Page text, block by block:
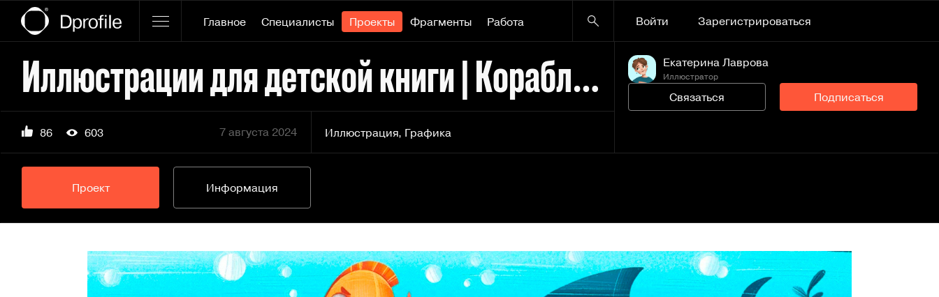
Главное Специалисты Проекты Фрагменты Работа Войти Зарегистрироваться
Иллюстрации для детской книги | Кораблик Крепыш
86 603 7 августа 2024 Иллюстрация, Графика
Екатерина Лаврова
Иллюстратор
Связаться Подписаться
Проект Информация